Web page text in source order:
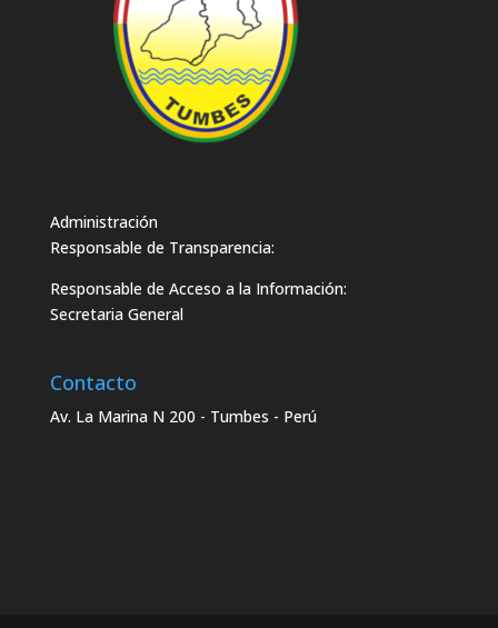
Administración
Responsable de Transparencia:
Responsable de Acceso a la Información:
Secretaria General
Contacto
Av. La Marina N 200 - Tumbes - Perú